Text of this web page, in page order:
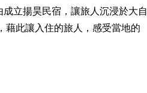
立揚昊民宿，讓旅人沉浸於大自
藉此讓入住的旅人，感受當地的